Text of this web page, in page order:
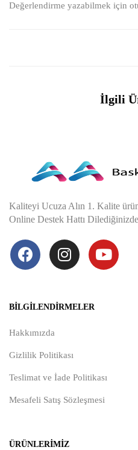
Değerlendirme yazabilmek için
İlgili
Kaliteyi Ucuza Alın 1. Kalite
Online Destek Hattı
BILGILENDIRMELER
Hakkımızda
Gizlilik Politikası
Teslimat ve İade Politikası
Mesafeli Satış Sözleşmesi
ÜRÜNLERIMIZ